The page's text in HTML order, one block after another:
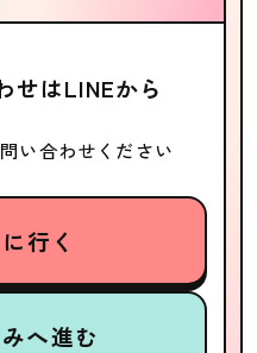
せはLINEから
い合わせください
行く
へ進む